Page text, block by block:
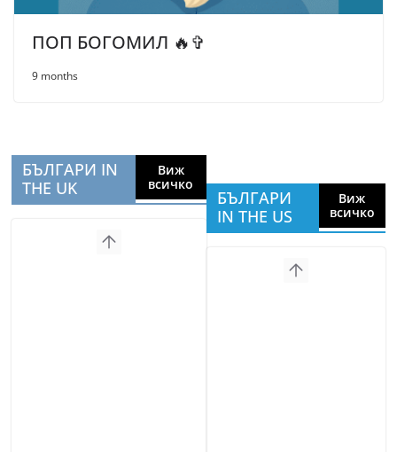
ПОП БОГОМИЛ 🔥✞
9 months
БЪЛГАРИ IN
THE UK
Виж
всичко
БЪЛГАРИ
IN THE US
Виж
всичко